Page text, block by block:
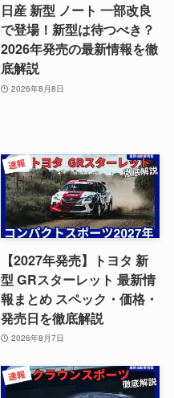
日産 新型 ノート 一部改良
で登場！新型は待つべき？
2026年発売の最新情報を徹
底解説
2026年8月8日
【2027年発売】トヨタ 新
型 GRスターレット 最新情
報まとめ スペック・価格・
発売日を徹底解説
2026年8月7日